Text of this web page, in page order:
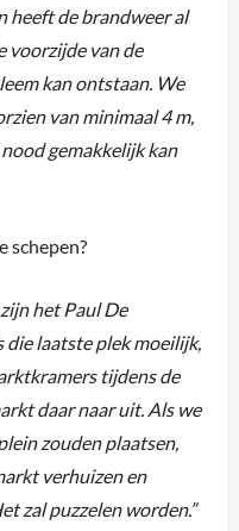
heeft de brandweer al
voorzijde van de
kan ontstaan. We
van minimaal 4 m,
gemakkelijk kan
schepen?
het Paul De
laatste plek moeilijk,
tijdens de
daar naar uit. Als we
zouden plaatsen,
verhuizen en
zal puzzelen worden.”